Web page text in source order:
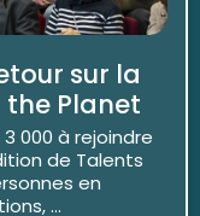
sur la
the Planet
000 à rejoindre
de Talents
en
...